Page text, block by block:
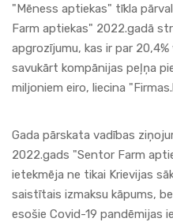
"Mēness aptiekas" tīkla
Farm aptiekas" 2022.gadā
apgrozījumu, kas ir par 20,4%
savukārt kompānijas peļņa
miljoniem eiro, liecina
Gada pārskata vadības
2022.gads "Sentor Farm
ietekmēja ne tikai Krievijas
saistītais izmaksu kāpums,
esošie Covid-19 pandēmijas